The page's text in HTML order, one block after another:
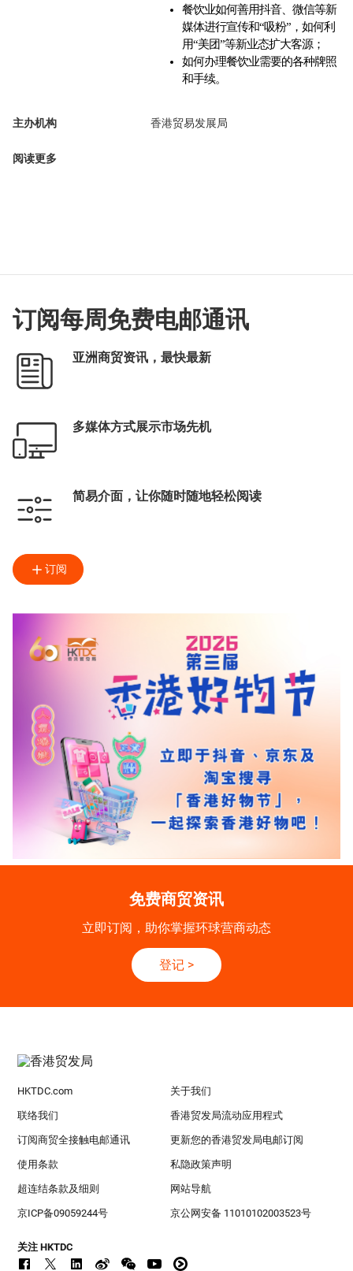
餐饮业如何善用抖音、微信等新
媒体进行宣传和“吸粉”，如何利
用“美团”等新业态扩大客源；
如何办理餐饮业需要的各种牌照
和手续。
主办机构 香港贸易发展局
阅读更多
订阅每周免费电邮通讯
亚洲商贸资讯，最快最新
多媒体方式展示市场先机
简易介面，让你随时随地轻松阅读
订阅
免费商贸资讯
立即订阅，助你掌握环球营商动态
登记 >
HKTDC.com 关于我们
联络我们 香港贸发局流动应用程式
订阅商贸全接触电邮通讯 更新您的香港贸发局电邮订阅
使用条款 私隐政策声明
超连结条款及细则 网站导航
京ICP备09059244号 京公网安备 11010102003523号
关注 HKTDC